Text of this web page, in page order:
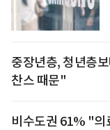
중장년층, 청년층
찬스 때문"
비수도권 61% "의